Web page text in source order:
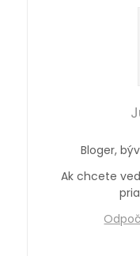
Bloger,
Ak chcete